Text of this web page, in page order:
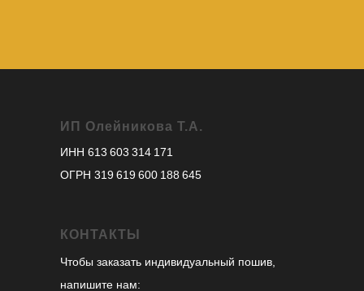
ИП Олейникова Т.А.
ИНН 613 603 314 171
ОГРН 319 619 600 188 645
КОНТАКТЫ
Чтобы заказать индивидуальный пошив,
напишите нам: